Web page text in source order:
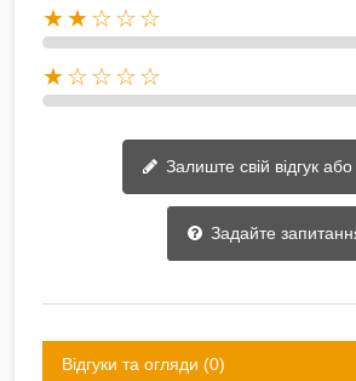
★★☆☆☆
★☆☆☆☆
Залиште свій відгук
Задайте
Відгуки та огляди (0)